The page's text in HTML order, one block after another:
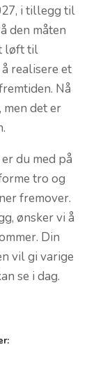
i tillegg til
den måten
løft til
realisere et
Nå
men det er
du med på
tro og
fremover.
ønsker vi å
Din
vil gi varige
se i dag.